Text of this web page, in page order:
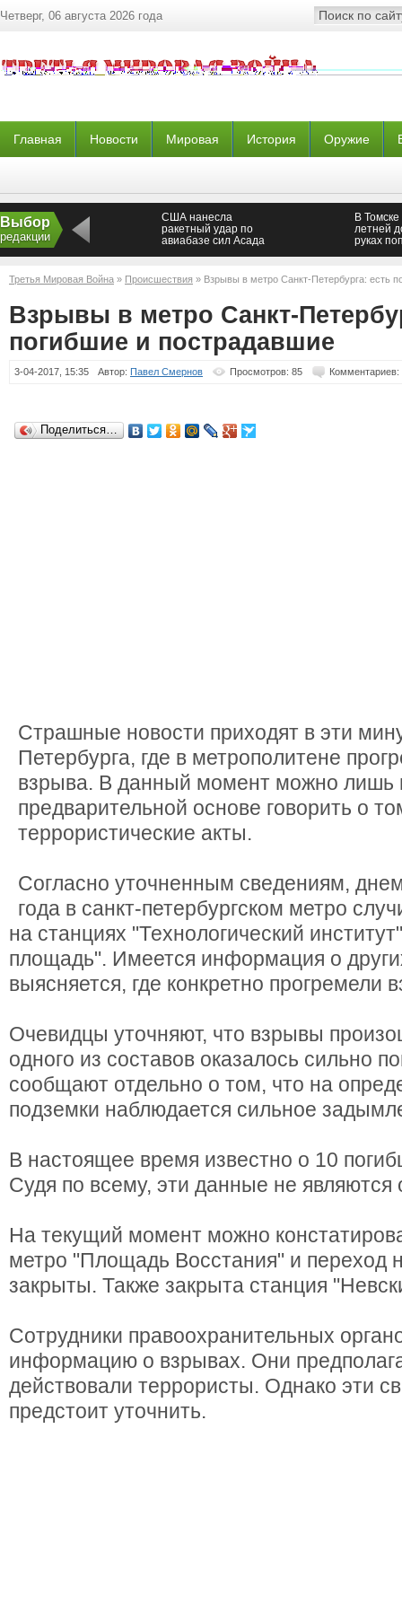
Четверг, 06 августа 2026 года
Главная Новости Мировая История Оружие
Выбор
редакции
США нанесла
ракетный удар по
авиабазе сил Асада
В
летней
руках
Третья Мировая Война » Происшествия » Взрывы в метро Санкт-Петербурга: есть
Взрывы в метро Санкт-
погибшие и пострадавшие
3-04-2017, 15:35 Автор: Павел Смернов Просмотров: 85 Комментариев:
Поделиться…
Страшные новости приходят в эти
Петербурга, где в метрополитене
взрыва. В данный момент можно лишь
предварительной основе говорить о
террористические акты.
Согласно уточненным сведениям,
года в санкт-петербургском метро
на станциях "Технологический
площадь". Имеется информация о
выясняется, где конкретно прогремели
Очевидцы уточняют, что взрывы
одного из составов оказалось сильно
сообщают отдельно о том, что на
подземки наблюдается сильное
В настоящее время известно о 10
Судя по всему, эти данные не являются
На текущий момент можно
метро "Площадь Восстания" и переход
закрыты. Также закрыта станция
Сотрудники правоохранительных
информацию о взрывах. Они
действовали террористы. Однако эти
предстоит уточнить.